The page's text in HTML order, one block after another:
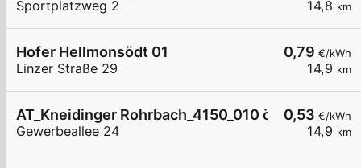
14,8 km
Sportplatzweg 2
0,79 €/kWh
14,9 km
Hofer Hellmonsödt 01
Linzer Straße 29
0,53 €/kWh
14,9 km
AT_Kneidinger Rohrbach_4150_010 öffentlich
Gewerbeallee 24